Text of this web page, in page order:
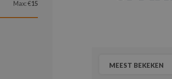
Max: €15
MEEST BEKEKEN